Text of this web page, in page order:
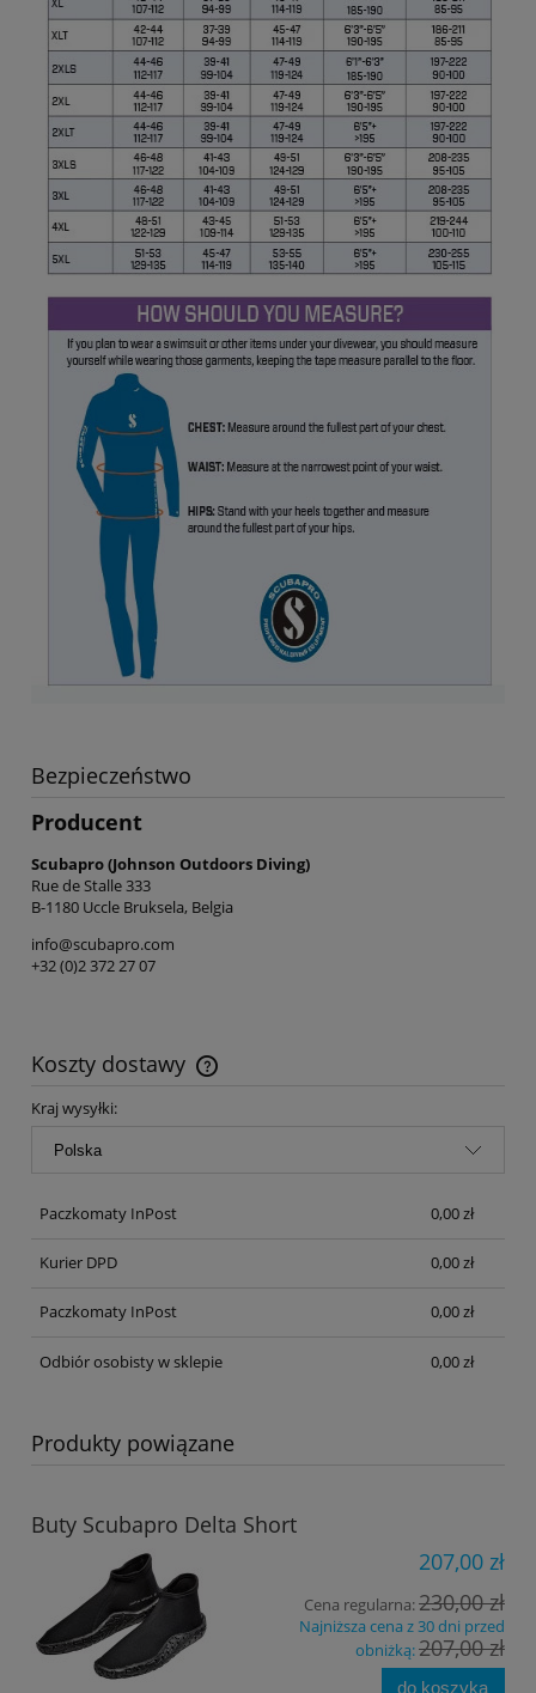
Bezpieczeństwo
Producent
Scubapro (Johnson Outdoors Diving)
Rue de Stalle 333
B-1180 Uccle Bruksela, Belgia
info@scubapro.com
+32 (0)2 372 27 07
Koszty dostawy
Cena nie zawiera ewentualnych kosztów płatności
Kraj wysyłki:
Paczkomaty InPost 0,00 zł
Kurier DPD 0,00 zł
Paczkomaty InPost 0,00 zł
Odbiór osobisty w sklepie 0,00 zł
Produkty powiązane
Buty Scubapro Delta Short
207,00 zł
Cena regularna:230,00 zł
Najniższa cena z 30 dni przed
obniżką:207,00 zł
do koszyka